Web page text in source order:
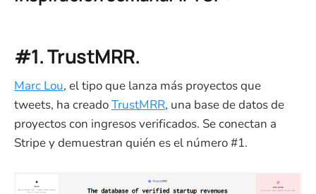
#1. TrustMRR.
Marc Lou, el tipo que lanza más proyectos que
tweets, ha creadoTrustMRR, una base de datos de
proyectos con ingresos verificados. Se conectan a
Stripe y demuestran quién es el número #1.